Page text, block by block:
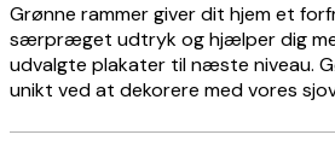
Grønne rammer giver dit hjem et
særpræget udtryk og hjælper dig
udvalgte plakater til næste niveau.
unikt ved at dekorere med vores